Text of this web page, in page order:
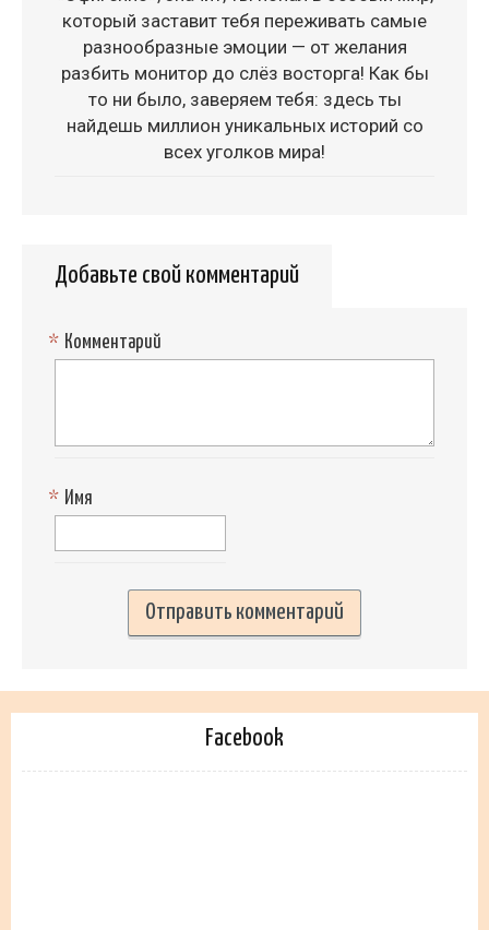
который заставит тебя переживать самые
разнообразные эмоции — от желания
разбить монитор до слёз восторга! Как бы
то ни было, заверяем тебя: здесь ты
найдешь миллион уникальных историй со
всех уголков мира!
Добавьте свой комментарий
Комментарий
*
Имя
*
Facebook